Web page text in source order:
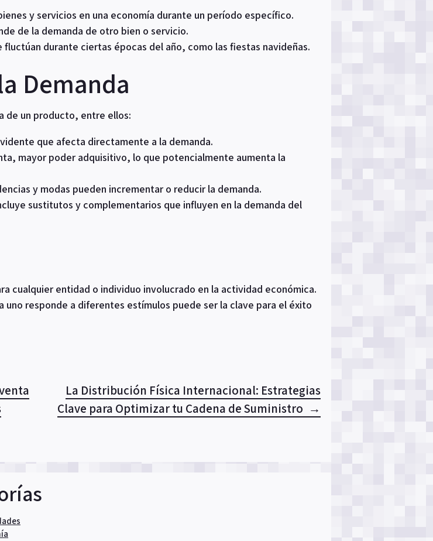
y servicios en una economía durante un período específico.
de la demanda de otro bien o servicio.
fluctúan durante ciertas épocas del año, como las fiestas navideñas.
Demanda
de un producto, entre ellos:
que afecta directamente a la demanda.
mayor poder adquisitivo, lo que potencialmente aumenta la
y modas pueden incrementar o reducir la demanda.
sustitutos y complementarios que influyen en la demanda del
cualquier entidad o individuo involucrado en la actividad económica.
responde a diferentes estímulos puede ser la clave para el éxito
La Distribución Física Internacional: Estrategias
Clave para Optimizar tu Cadena de Suministro